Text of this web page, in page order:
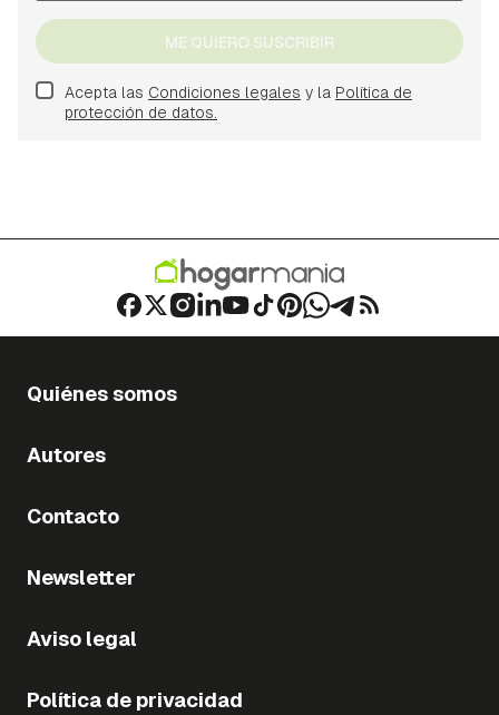
ME QUIERO SUSCRIBIR
Acepta las Condiciones legales y la Política de
protección de datos.
Quiénes somos
Autores
Contacto
Newsletter
Aviso legal
Política de privacidad